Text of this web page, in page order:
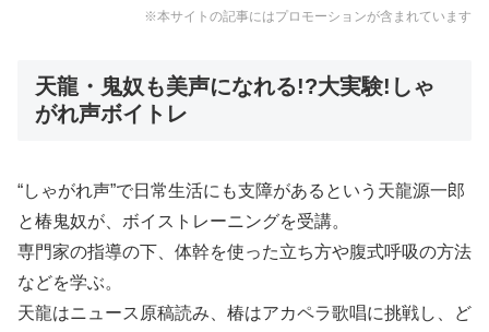
※本サイトの記事にはプロモーションが含まれています
天龍・鬼奴も美声になれる!?大実験!しゃ
がれ声ボイトレ
“しゃがれ声”で日常生活にも支障があるという天龍源一郎
と椿鬼奴が、ボイストレーニングを受講。
専門家の指導の下、体幹を使った立ち方や腹式呼吸の方法
などを学ぶ。
天龍はニュース原稿読み、椿はアカペラ歌唱に挑戦し、ど